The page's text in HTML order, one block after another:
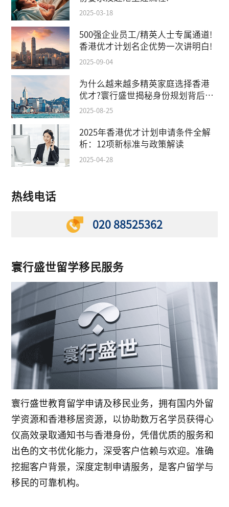
2025-03-18
500强企业员工/精英人士专属通道!
香港优才计划名企优势一次讲明白!
2025-09-04
为什么越来越多精英家庭选择香港
优才?寰行盛世揭秘身份规划背后的
教育红利
2025-08-25
2025年香港优才计划申请条件全解
析：12项新标准与政策解读
2025-04-28
热线电话
020 88525362
寰行盛世留学移民服务
寰行盛世教育留学申请及移民业务，拥有国内外留
学资源和香港移居资源，以协助数万名学员获得心
仪高效录取通知书与香港身份，凭借优质的服务和
出色的文书优化能力，深受客户信赖与欢迎。准确
挖掘客户背景，深度定制申请服务，是客户留学与
移民的可靠机构。